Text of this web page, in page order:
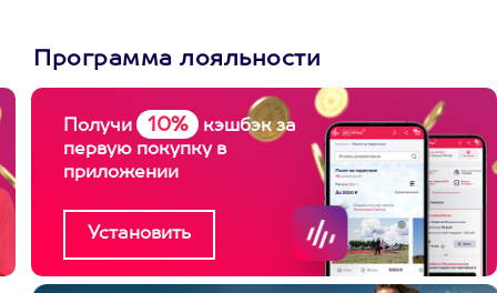
Программа лояльности
Получи 10%
кэшбэк за
первую покупку в
приложении